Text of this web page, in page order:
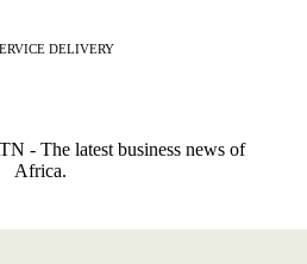
DELIVERY
- The latest business news of
Africa.